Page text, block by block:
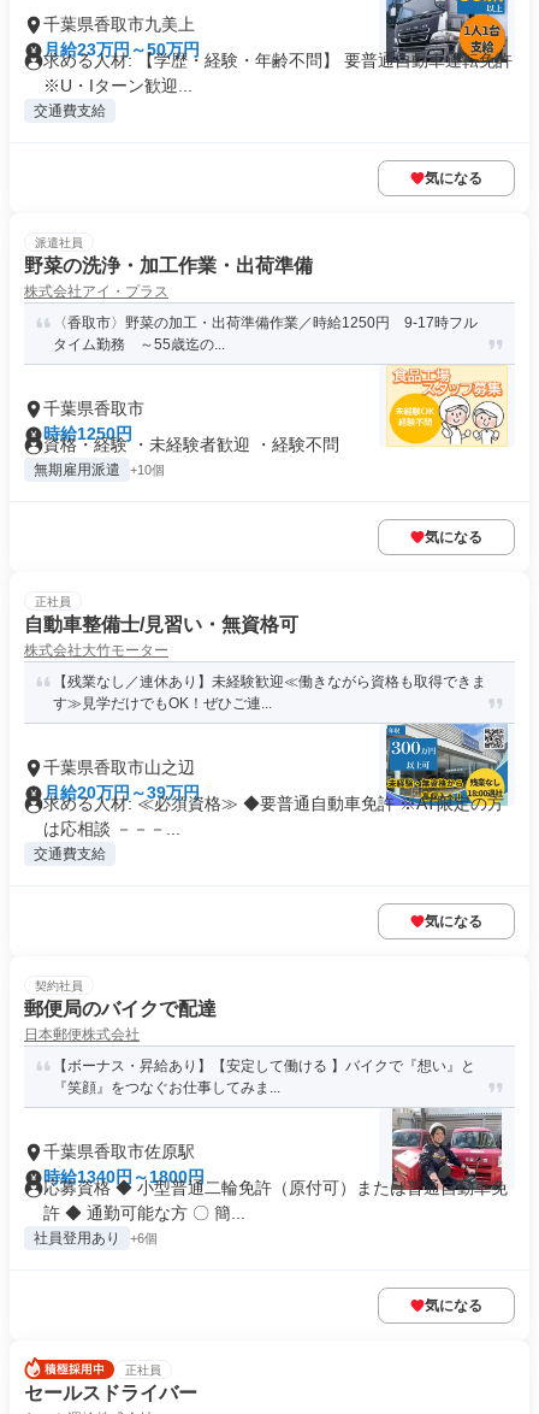
千葉県香取市九美上
月給23万円～50万円
求める人材: 【学歴・経験・年齢不問】 要普通自動車運転免許
※U・Iターン歓迎...
交通費支給
気になる
派遣社員
野菜の洗浄・加工作業・出荷準備
株式会社アイ・プラス
〈香取市〉野菜の加工・出荷準備作業／時給1250円 9-17時フル
タイム勤務 ～55歳迄の...
千葉県香取市
時給1250円
資格・経験 ・未経験者歓迎 ・経験不問
無期雇用派遣 +10個
気になる
正社員
自動車整備士/見習い・無資格可
株式会社大竹モーター
【残業なし／連休あり】未経験歓迎≪働きながら資格も取得できま
す≫見学だけでもOK！ぜひご連...
千葉県香取市山之辺
月給20万円～39万円
求める人材: ≪必須資格≫ ◆要普通自動車免許 ※AT限定の方
は応相談 －－－...
交通費支給
気になる
契約社員
郵便局のバイクで配達
日本郵便株式会社
【ボーナス・昇給あり】【安定して働ける 】バイクで『想い』と
『笑顔』をつなぐお仕事してみま...
千葉県香取市佐原駅
時給1340円～1800円
応募資格 ◆ 小型普通二輪免許（原付可）または普通自動車免
許 ◆ 通勤可能な方 〇 簡...
社員登用あり +6個
気になる
正社員
セールスドライバー